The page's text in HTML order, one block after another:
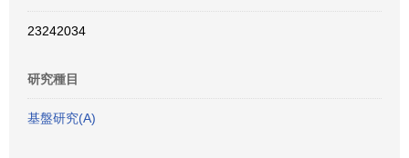
23242034
研究種目
基盤研究(A)